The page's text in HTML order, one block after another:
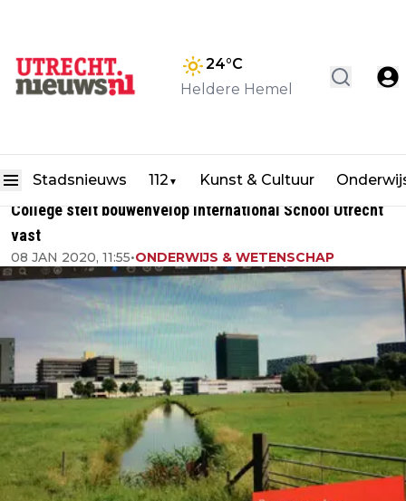
24°C
Heldere Hemel
Stadsnieuws 112 ▼ Kunst & Cultuur
College stelt bouwenvelop International School Utrecht
vast
08 JAN 2020, 11:55•ONDERWIJS & WETENSCHAP